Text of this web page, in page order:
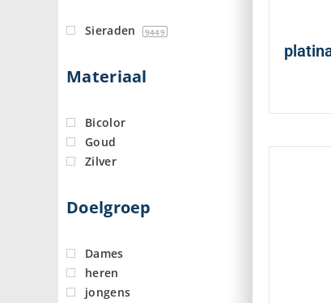
Sieraden 9449
Materiaal
Bicolor
Goud
Zilver
Doelgroep
Dames
heren
jongens